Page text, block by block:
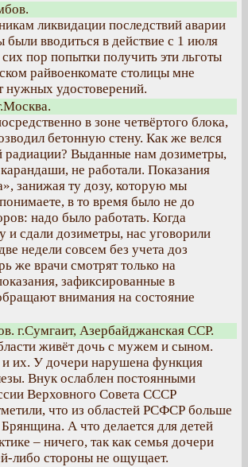
ликвидации последствий аварии
вводиться в действие с 1 июля
пор попытки получить эти льготы
райвоенкомате столицы мне
нужных удостоверений.
в зоне четвёртого блока,
бетонную стену. Как же велся
радиации? Выданные нам дозиметры,
не работали. Показания
занижая ту дозу, которую мы
в то время было не до
надо было работать. Когда
и сдали дозиметры, нас уговорили
недели совсем без учета доз
же врачи смотрят только на
зафиксированные в
внимания на состояние
г.Сумгаит, Азербайджанская ССР.
живёт дочь с мужем и сыном.
и их. У дочери нарушена функция
Внук ослаблен постоянными
Верховного Совета СССР
что из областей РСФСР больше
А что делается для детей
– ничего, так как семья дочери
либо стороны не ощущает.